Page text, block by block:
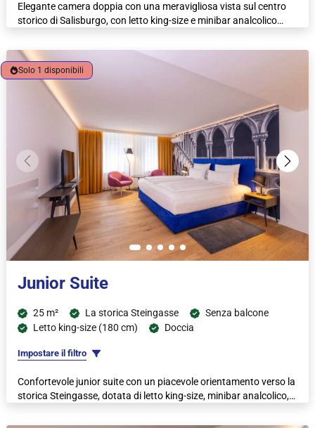
Elegante camera doppia con una meravigliosa vista sul centro
storico di Salisburgo, con letto king-size e minibar analcolico
minibar analcolico gratuito.
Solo 1 disponibili
Junior Suite
25 m² La storica Steingasse
Senza balcone
Letto king-size (180 cm)
Doccia
Impostare il filtro
Confortevole junior suite con un piacevole orientamento verso la
storica Steingasse, dotata di letto king-size, minibar analcolico,